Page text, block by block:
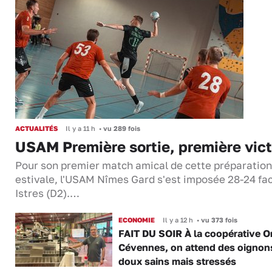
ACTUALITÉS Il y a 11 h • vu 289 fois
USAM Première sortie, première
Pour son premier match amical de cette préparation
estivale, l'USAM Nîmes Gard s'est imposée 28-24
Istres (D2).…
ECONOMIE Il y a 12 h •vu 373 fois
FAIT DU SOIR À la coopérative
Cévennes, on attend des
doux sains mais stressés